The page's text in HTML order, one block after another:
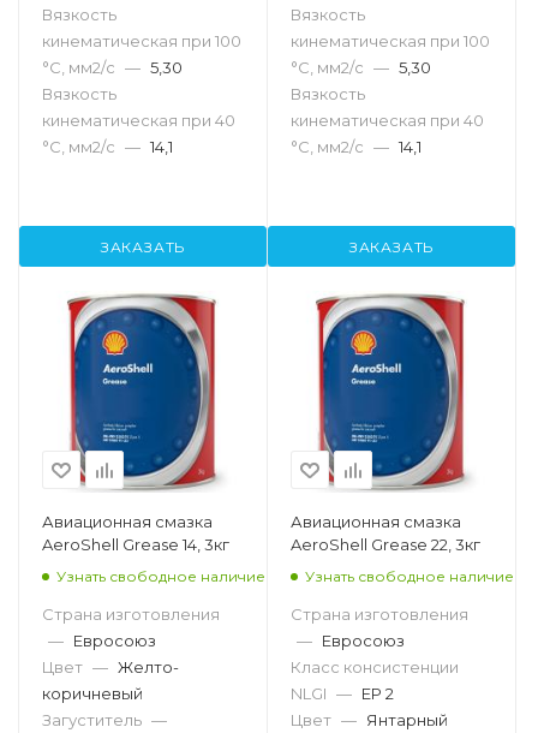
Вязкость
кинематическая при 100
°С, мм2/с — 5,30
Вязкость
кинематическая при 40
°С, мм2/с — 14,1
ЗАКАЗАТЬ
Вязкость
кинематическая при 100
°С, мм2/с — 5,30
Вязкость
кинематическая при 40
°С, мм2/с — 14,1
ЗАКАЗАТЬ
Авиационная смазка
AeroShell Grease 14, 3кг
Узнать свободное наличие
Страна изготовления
— Евросоюз
Цвет — Желто-
коричневый
Загуститель —
Авиационная смазка
AeroShell Grease 22, 3кг
Узнать свободное наличие
Страна изготовления
— Евросоюз
Класс консистенции
NLGI — EP 2
Цвет — Янтарный